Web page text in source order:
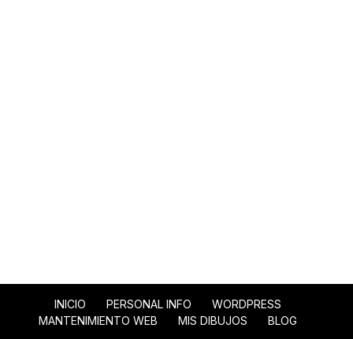
INICIO PERSONAL INFO
WORDPRESS
MANTENIMIENTO WEB
MIS DIBUJOS BLOG